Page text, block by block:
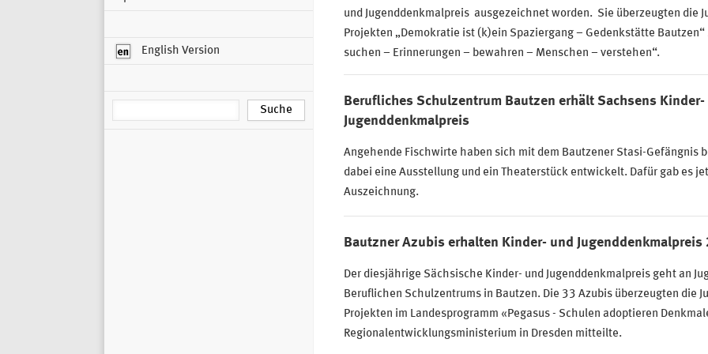
English Version
und Jugenddenkmalpreis ausgezeichnet worden. Sie überzeugten die
Projekten „Demokratie ist (k)ein Spaziergang – Gedenkstätte Bautzen“
suchen – Erinnerungen – bewahren – Menschen – verstehen“.
Berufliches Schulzentrum Bautzen erhält Sachsens Kinder-
Jugenddenkmalpreis
Angehende Fischwirte haben sich mit dem Bautzener Stasi-Gefängnis
dabei eine Ausstellung und ein Theaterstück entwickelt. Dafür gab es
Auszeichnung.
Bautzner Azubis erhalten Kinder- und Jugenddenkmalpreis
Der diesjährige Sächsische Kinder- und Jugenddenkmalpreis geht an
Beruflichen Schulzentrums in Bautzen. Die 33 Azubis überzeugten die
Projekten im Landesprogramm «Pegasus - Schulen adoptieren
Regionalentwicklungsministerium in Dresden mitteilte.